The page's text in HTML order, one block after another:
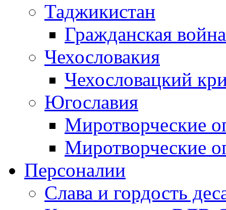
Таджикистан
Гражданская
Чехословакия
Чехословацкий
Югославия
Миротворческие
Миротворческие
Персоналии
Слава и гордость